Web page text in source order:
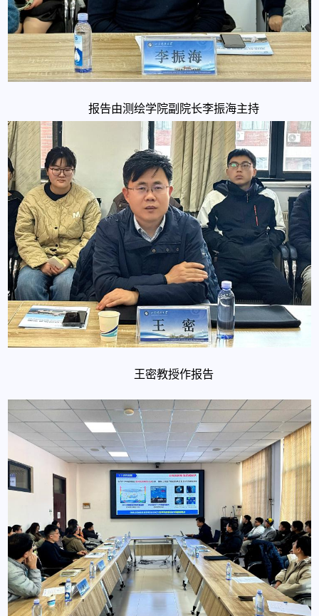
报告由测绘学院副院长李振海主持
王密教授作报告